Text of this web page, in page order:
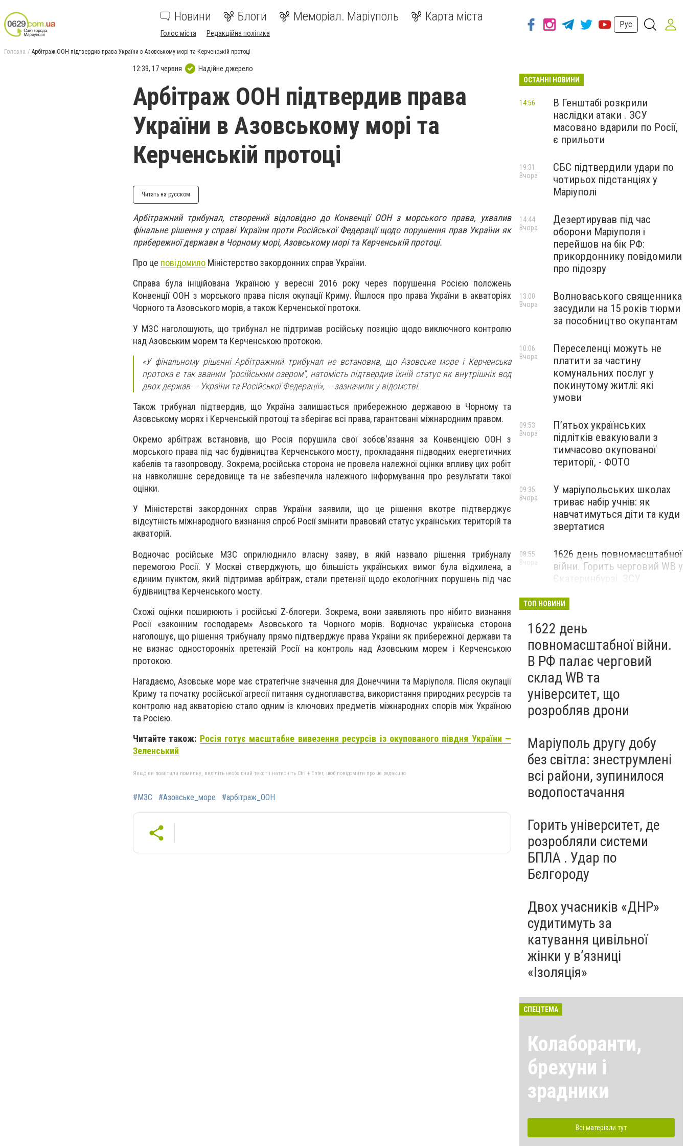
Новини Блоги Меморіал. Маріуполь Карта міста
Голос міста Редакційна політика
Рус
Головна Арбітраж ООН підтвердив права України в Азовському морі та Керченській протоці
12:39, 17 червня Надійне джерело
Арбітраж ООН підтвердив права
України в Азовському морі та
Керченській протоці
Читать на русском
Арбітражний трибунал, створений відповідно до Конвенції ООН з морського права, ухвалив
фінальне рішення у справі України проти Російської Федерації щодо порушення прав України як
прибережної держави в Чорному морі, Азовському морі та Керченській протоці.
Про це повідомило Міністерство закордонних справ України.
Справа була ініційована Україною у вересні 2016 року через порушення Росією положень
Конвенції ООН з морського права після окупації Криму. Йшлося про права України в акваторіях
Чорного та Азовського морів, а також Керченської протоки.
У МЗС наголошують, що трибунал не підтримав російську позицію щодо виключного контролю
над Азовським морем та Керченською протокою.
«У фінальному рішенні Арбітражний трибунал не встановив, що Азовське море і Керченська
протока є так званим "російським озером", натомість підтвердив їхній статус як внутрішніх вод
двох держав — України та Російської Федерації», — зазначили у відомстві.
Також трибунал підтвердив, що Україна залишається прибережною державою в Чорному та
Азовському морях і Керченській протоці та зберігає всі права, гарантовані міжнародним правом.
Окремо арбітраж встановив, що Росія порушила свої зобов'язання за Конвенцією ООН з
морського права під час будівництва Керченського мосту, прокладання підводних енергетичних
кабелів та газопроводу. Зокрема, російська сторона не провела належної оцінки впливу цих робіт
на навколишнє середовище та не забезпечила належного інформування про результати такої
оцінки.
У Міністерстві закордонних справ України заявили, що це рішення вкотре підтверджує
відсутність міжнародного визнання спроб Росії змінити правовий статус українських територій та
акваторій.
Водночас російське МЗС оприлюднило власну заяву, в якій назвало рішення трибуналу
перемогою Росії. У Москві стверджують, що більшість українських вимог була відхилена, а
єдиним пунктом, який підтримав арбітраж, стали претензії щодо екологічних порушень під час
будівництва Керченського мосту.
Схожі оцінки поширюють і російські Z-блогери. Зокрема, вони заявляють про нібито визнання
Росії «законним господарем» Азовського та Чорного морів. Водночас українська сторона
наголошує, що рішення трибуналу прямо підтверджує права України як прибережної держави та
не визнає односторонніх претензій Росії на контроль над Азовським морем і Керченською
протокою.
Нагадаємо, Азовське море має стратегічне значення для Донеччини та Маріуполя. Після окупації
Криму та початку російської агресії питання судноплавства, використання природних ресурсів та
контролю над акваторією стало одним із ключових предметів міжнародних спорів між Україною
та Росією.
Читайте також: Росія готує масштабне вивезення ресурсів із окупованого півдня України —
Зеленський
Якщо ви помітили помилку, виділіть необхідний текст і натисніть Ctrl + Enter, щоб повідомити про це редакцію
#МЗС #Азовське_море #арбітраж_ООН
ОСТАННІ НОВИНИ
В Генштабі розкрили
наслідки атаки . ЗСУ
масовано вдарили по Росії,
є прильоти
14:56
СБС підтвердили удари по
чотирьох підстанціях у
Маріуполі
19:31
Вчора
Дезертирував під час
оборони Маріуполя і
перейшов на бік РФ:
прикордоннику повідомили
про підозру
14:44
Вчора
Волноваського священника
засудили на 15 років тюрми
за пособництво окупантам
13:00
Вчора
Переселенці можуть не
платити за частину
комунальних послуг у
покинутому житлі: які
умови
10:06
Вчора
П’ятьох українських
підлітків евакуювали з
тимчасово окупованої
території, - ФОТО
09:53
Вчора
У маріупольських школах
триває набір учнів: як
навчатимуться діти та куди
звертатися
09:35
Вчора
1626 день повномасштабної
війни. Горить черговий WB у
Єкатеринбурзі. ЗСУ
Маріуполі
08:55
Вчора
ТОП НОВИНИ
1622 день
повномасштабної війни.
В РФ палає черговий
склад WB та
університет, що
розробляв дрони
Маріуполь другу добу
без світла: знеструмлені
всі райони, зупинилося
водопостачання
Горить університет, де
розробляли системи
БПЛА . Удар по
Бєлгороду
Двох учасників «ДНР»
судитимуть за
катування цивільної
жінки у в’язниці
«Ізоляція»
СПЕЦТЕМА
Колаборанти,
брехуни і
зрадники
Всі матеріали тут